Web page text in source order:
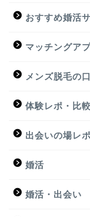
おすすめ婚活
マッチングア
メンズ脱毛の
体験レポ・比較
出会いの場レポ
婚活
婚活・出会い